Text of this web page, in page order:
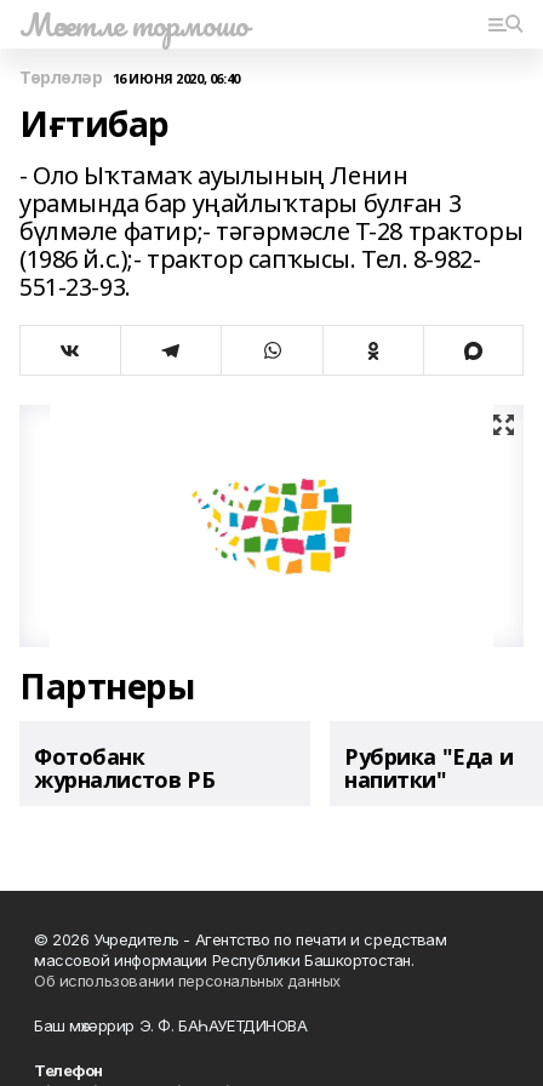
Мәсетле тормошо
Төрлөләр 16 ИЮНЯ 2020, 06:40
Иғтибар
- Оло Ыҡтамаҡ ауылының Ленин
урамында бар уңайлыҡтары булған 3
бүлмәле фатир;- тәгәрмәсле Т-28 тракторы
(1986 й.с.);- трактор сапҡысы. Тел. 8-982-
551-23-93.
Партнеры
Фотобанк
журналистов РБ
Рубрика "Еда и
напитки"
© 2026 Учредитель - Агентство по печати и средствам
массовой информации Республики Башкортостан.
Об использовании персональных данных
Баш мөхәррир Э. Ф. БАҺАУЕТДИНОВА
Телефон